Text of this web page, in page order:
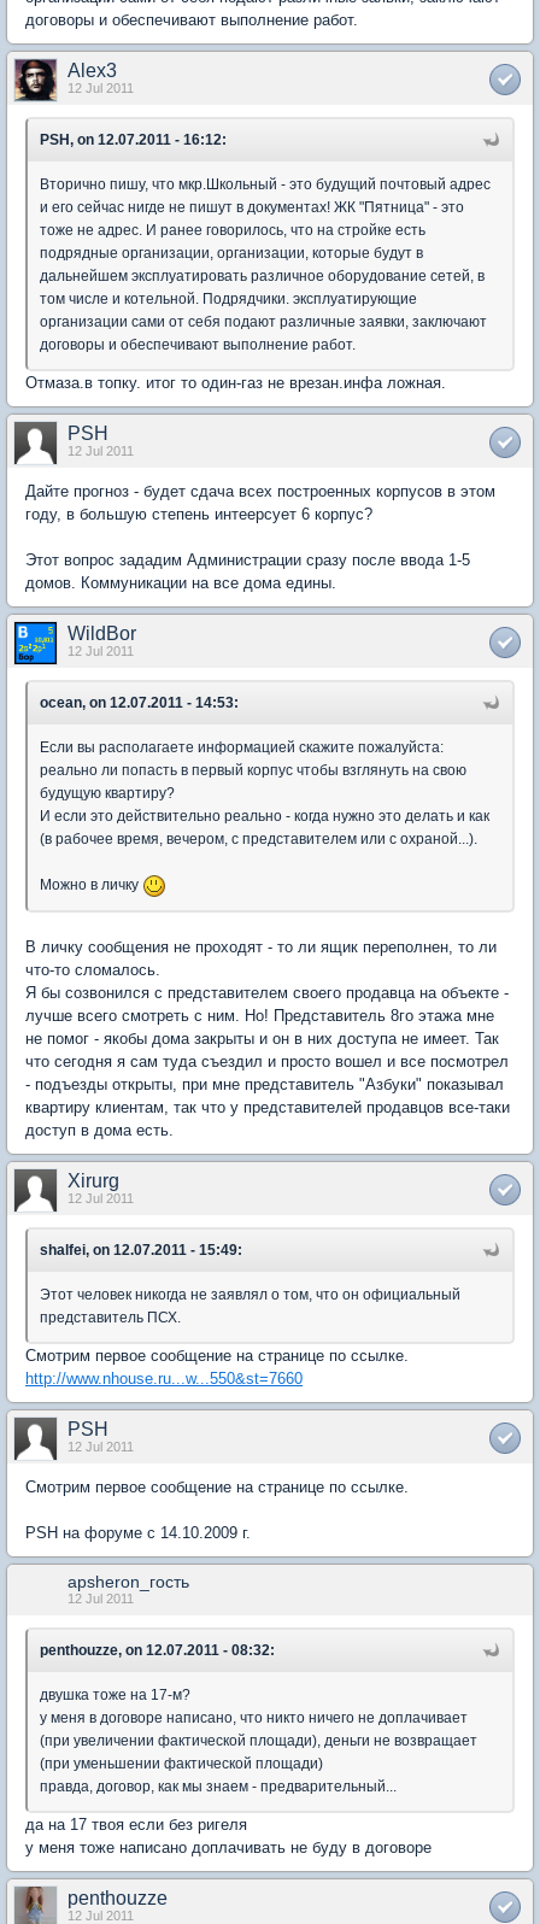
договоры и обеспечивают выполнение работ.
Alex3
12 Jul 2011
PSH, on 12.07.2011 - 16:12:
Вторично пишу, что мкр.Школьный - это будущий почтовый адрес
и его сейчас нигде не пишут в документах! ЖК "Пятница" - это
тоже не адрес. И ранее говорилось, что на стройке есть
подрядные организации, организации, которые будут в
дальнейшем эксплуатировать различное оборудование сетей, в
том числе и котельной. Подрядчики. эксплуатирующие
организации сами от себя подают различные заявки, заключают
договоры и обеспечивают выполнение работ.
Отмаза.в топку. итог то один-газ не врезан.инфа ложная.
PSH
12 Jul 2011
Дайте прогноз - будет сдача всех построенных корпусов в этом
году, в большую степень интеерсует 6 корпус?
Этот вопрос зададим Администрации сразу после ввода 1-5
домов. Коммуникации на все дома едины.
WildBor
12 Jul 2011
ocean, on 12.07.2011 - 14:53:
Если вы располагаете информацией скажите пожалуйста:
реально ли попасть в первый корпус чтобы взглянуть на свою
будущую квартиру?
И если это действительно реально - когда нужно это делать и как
(в рабочее время, вечером, с представителем или с охраной...).
Можно в личку
В личку сообщения не проходят - то ли ящик переполнен, то ли
что-то сломалось.
Я бы созвонился с представителем своего продавца на объекте -
лучше всего смотреть с ним. Но! Представитель 8го этажа мне
не помог - якобы дома закрыты и он в них доступа не имеет. Так
что сегодня я сам туда съездил и просто вошел и все посмотрел
- подъезды открыты, при мне представитель "Азбуки" показывал
квартиру клиентам, так что у представителей продавцов все-таки
доступ в дома есть.
Xirurg
12 Jul 2011
shalfei, on 12.07.2011 - 15:49:
Этот человек никогда не заявлял о том, что он официальный
представитель ПСХ.
Смотрим первое сообщение на странице по ссылке.
http://www.nhouse.ru...w...550&st=7660
PSH
12 Jul 2011
Смотрим первое сообщение на странице по ссылке.
PSH на форуме с 14.10.2009 г.
apsheron_гость
12 Jul 2011
penthouzze, on 12.07.2011 - 08:32:
двушка тоже на 17-м?
у меня в договоре написано, что никто ничего не доплачивает
(при увеличении фактической площади), деньги не возвращает
(при уменьшении фактической площади)
правда, договор, как мы знаем - предварительный...
да на 17 твоя если без ригеля
у меня тоже написано доплачивать не буду в договоре
penthouzze
12 Jul 2011